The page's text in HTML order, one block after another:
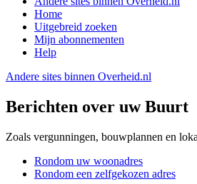
Home
Uitgebreid zoeken
Mijn abonnementen
Help
Andere sites binnen Overheid.nl
Berichten over uw Buurt
Zoals vergunningen, bouwplannen en
Rondom uw woonadres
Rondom een zelfgekozen adres